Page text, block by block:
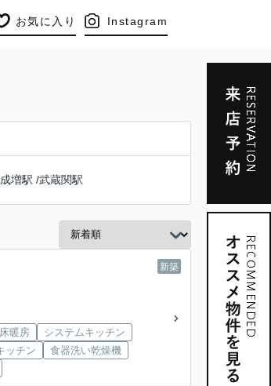
お気に入り Instagram
増駅 /武蔵関駅
新築
床暖房
システムキッチン
ッチン
食器洗い乾燥機